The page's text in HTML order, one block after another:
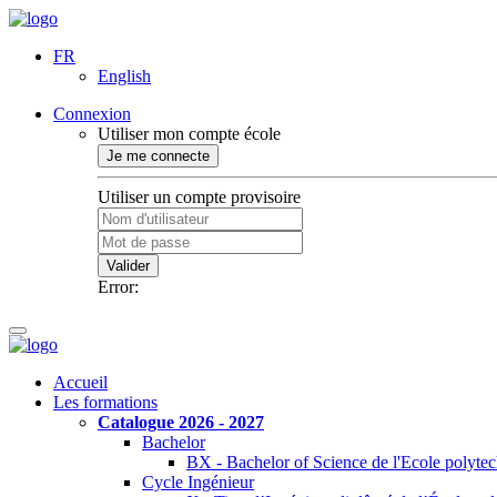
FR
English
Connexion
Utiliser mon compte école
Je me connecte
Utiliser un compte provisoire
Valider
Error:
Accueil
Les formations
Catalogue 2026 - 2027
Bachelor
BX - Bachelor of Science de l'Ecole
Cycle Ingénieur